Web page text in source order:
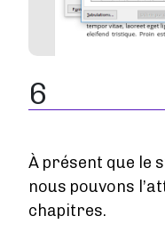
6
À présent que le
nous pouvons
chapitres.